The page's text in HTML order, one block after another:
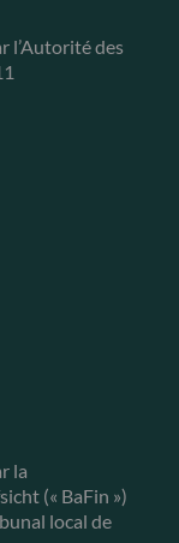
l’Autorité des
la
(« BaFin »)
local de